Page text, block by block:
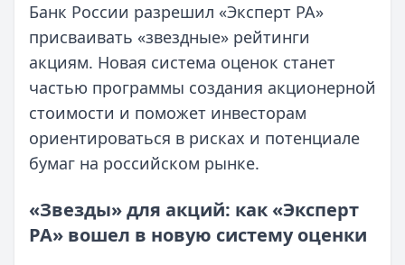
Банк России разрешил «Эксперт РА»
присваивать «звездные» рейтинги
акциям. Новая система оценок станет
частью программы создания акционерной
стоимости и поможет инвесторам
ориентироваться в рисках и потенциале
бумаг на российском рынке.
«Звезды» для акций: как «Эксперт
РА» вошел в новую систему оценки